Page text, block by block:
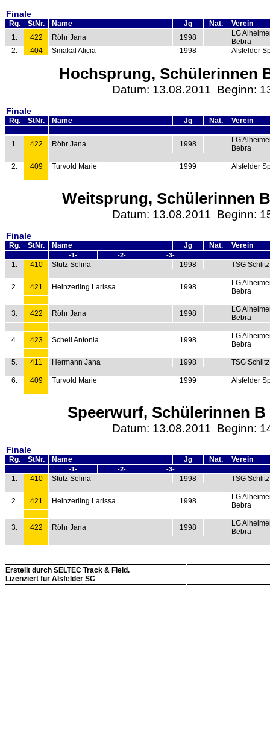
Finale
Rg. StNr. Name Jg Nat.
Verein
1.
422 Röhr Jana 1998
LG
Bebra
2.
404 Smakal Alicia 1998 Alsfelder
Hochsprung, Schülerinnen
Datum: 13.08.2011 Beginn:
Finale
Rg. StNr. Name Jg Nat. Verein
1. 422 Röhr Jana 1998
LG
Bebra
2. 409 Turvold Marie 1999 Alsfelder
Weitsprung, Schülerinnen
Datum: 13.08.2011 Beginn:
Finale
Rg. StNr. Name Jg Nat. Verein
-1- -2- -3-
1. 410 Stütz Selina 1998 TSG Schlitz
2. 421 Heinzerling Larissa 1998
LG
Bebra
3. 422 Röhr Jana 1998
LG
Bebra
4. 423 Schell Antonia 1998
LG
Bebra
5. 411 Hermann Jana 1998 TSG Schlitz
6. 409 Turvold Marie 1999 Alsfelder
Speerwurf, Schülerinnen B
Datum: 13.08.2011 Beginn:
Finale
Rg. StNr. Name Jg Nat. Verein
-1- -2- -3-
1. 410 Stütz Selina 1998 TSG Schlitz
2. 421 Heinzerling Larissa 1998
LG
Bebra
3. 422 Röhr Jana 1998
LG
Bebra
Erstellt durch SELTEC Track & Field.
Lizenziert für Alsfelder SC